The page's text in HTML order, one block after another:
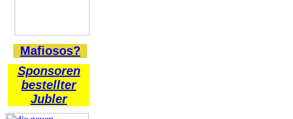
Mafiosos?
Sponsoren
bestellter
Jubler